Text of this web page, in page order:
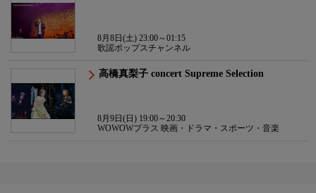
8月8日(土) 23:00～01:15
歌謡ポップスチャンネル
高橋真梨子 concert Supreme Selection
8月9日(日) 19:00～20:30
WOWOWプラス 映画・ドラマ・スポーツ・音楽